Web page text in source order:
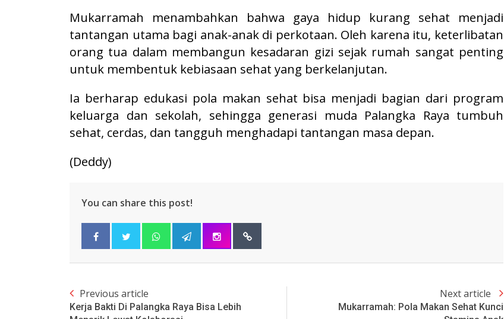
Mukarramah menambahkan bahwa gaya hidup kurang sehat menjadi
tantangan utama bagi anak-anak di perkotaan. Oleh karena itu, keterlibatan
orang tua dalam membangun kesadaran gizi sejak rumah sangat penting
untuk membentuk kebiasaan sehat yang berkelanjutan.
Ia berharap edukasi pola makan sehat bisa menjadi bagian dari program
keluarga dan sekolah, sehingga generasi muda Palangka Raya tumbuh
sehat, cerdas, dan tangguh menghadapi tantangan masa depan.
(Deddy)
You can share this post!
Previous article
Kerja Bakti Di Palangka Raya Bisa Lebih
Next article
Mukarramah: Pola Makan Sehat Kunci